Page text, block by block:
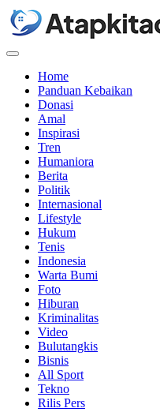
Menu
Home
Panduan Kebaikan
Donasi
Amal
Inspirasi
Tren
Humaniora
Berita
Politik
Internasional
Lifestyle
Hukum
Tenis
Indonesia
Warta Bumi
Foto
Hiburan
Kriminalitas
Video
Bulutangkis
Bisnis
All Sport
Tekno
Rilis Pers